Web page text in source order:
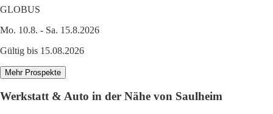
GLOBUS
Mo. 10.8. - Sa. 15.8.2026
Gültig bis 15.08.2026
Mehr Prospekte
Werkstatt & Auto in der Nähe von Saulheim